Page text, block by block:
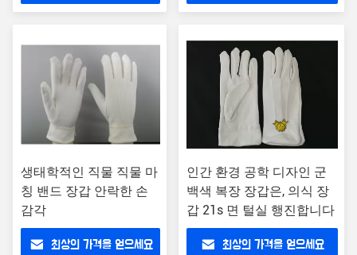
생태학적인 직물 직물 마
칭 밴드 장갑 안락한 손
감각
최상의 가격을 얻으세요
인간 환경 공학 디자인 군
백색 복장 장갑은, 의식 장
갑 21s 면 털실 행진합니다
최상의 가격을 얻으세요